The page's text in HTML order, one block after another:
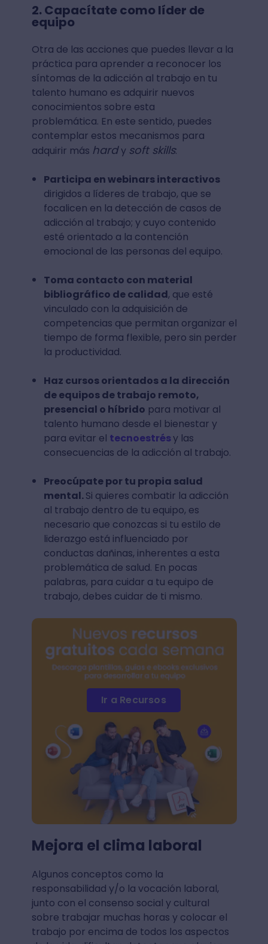
2. Capacítate como líder de
equipo
Otra de las acciones que puedes llevar a la
práctica para aprender a reconocer los
síntomas de la adicción al trabajo en tu
talento humano es adquirir nuevos
conocimientos sobre esta
problemática. En este sentido, puedes
contemplar estos mecanismos para
adquirir más hardy soft skills:
Participa en webinars interactivos
dirigidos a líderes de trabajo, que se
focalicen en la detección de casos de
adicción al trabajo; y cuyo contenido
esté orientado a la contención
emocional de las personas del equipo.
Toma contacto con material
bibliográfico de calidad, que esté
vinculado con la adquisición de
competencias que permitan organizar el
tiempo de forma flexible, pero sin perder
la productividad.
Haz cursos orientados a la dirección
de equipos de trabajo remoto,
presencial o híbrido para motivar al
talento humano desde el bienestar y
para evitar el tecnoestrésy las
consecuencias de la adicción al trabajo.
Preocúpate por tu propia salud
mental.Si quieres combatir la adicción
al trabajo dentro de tu equipo, es
necesario que conozcas si tu estilo de
liderazgo está influenciado por
conductas dañinas, inherentes a esta
problemática de salud. En pocas
palabras, para cuidar a tu equipo de
trabajo, debes cuidar de ti mismo.
Ir a Recursos
Mejora el clima laboral
Algunos conceptos como la
responsabilidad y/o la vocación laboral,
junto con el consenso social y cultural
sobre trabajar muchas horas y colocar el
trabajo por encima de todos los aspectos